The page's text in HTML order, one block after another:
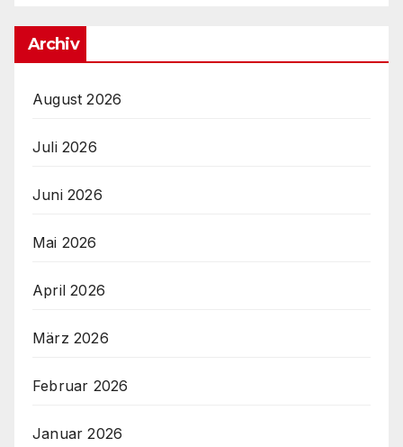
Archiv
August 2026
Juli 2026
Juni 2026
Mai 2026
April 2026
März 2026
Februar 2026
Januar 2026